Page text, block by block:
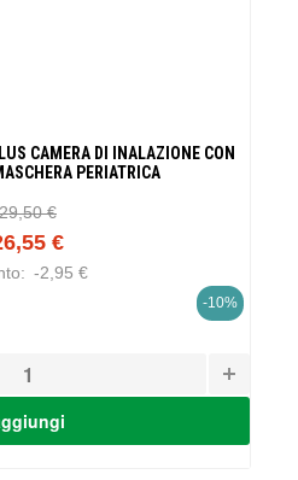
CAMERA DI INALAZIONE CON
PERIATRICA
29,50 €
€
-2,95 €
-10%